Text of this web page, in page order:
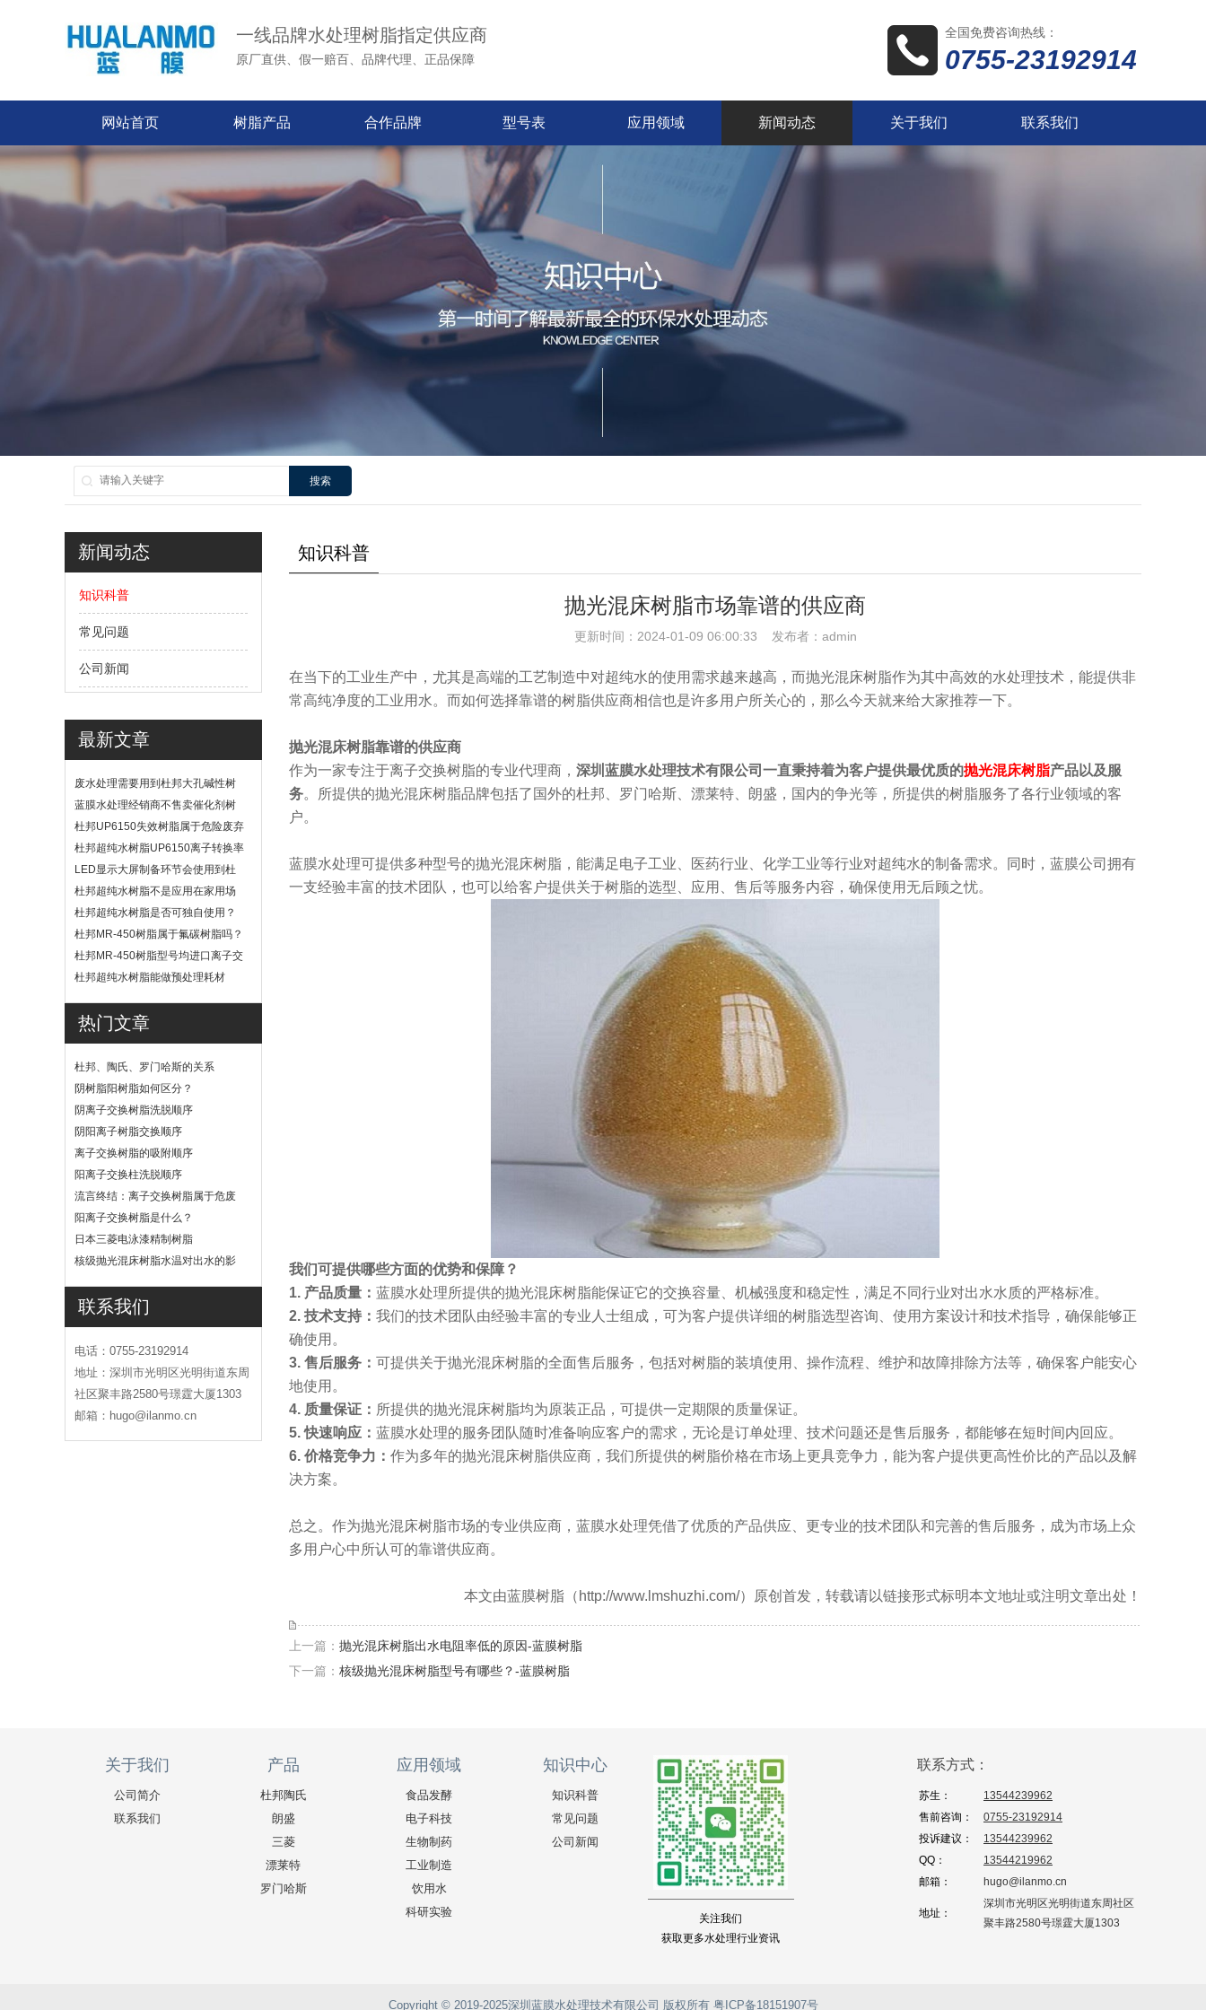
一线品牌水处理树脂指定供应商
原厂直供、假一赔百、品牌代理、正品保障
全国免费咨询热线：
0755-23192914
网站首页 树脂产品 合作品牌 型号表 应用领域 新闻动态 关于我们 联系我们
搜索
新闻动态
知识科普
常见问题
公司新闻
最新文章
废水处理需要用到杜邦大孔碱性树
脂？
蓝膜水处理经销商不售卖催化剂树
脂
杜邦UP6150失效树脂属于危险废弃
物吗？
杜邦超纯水树脂UP6150离子转换率
高吗？
LED显示大屏制备环节会使用到杜
邦UP6040树脂吗？
杜邦超纯水树脂不是应用在家用场
景
杜邦超纯水树脂是否可独自使用？
杜邦MR-450树脂属于氟碳树脂吗？
杜邦MR-450树脂型号均进口离子交
换树脂
杜邦超纯水树脂能做预处理耗材
热门文章
杜邦、陶氏、罗门哈斯的关系
阴树脂阳树脂如何区分？
阴离子交换树脂洗脱顺序
阴阳离子树脂交换顺序
离子交换树脂的吸附顺序
阳离子交换柱洗脱顺序
流言终结：离子交换树脂属于危废
吗
阳离子交换树脂是什么？
日本三菱电泳漆精制树脂
核级抛光混床树脂水温对出水的影
联系我们
电话：0755-23192914
地址：深圳市光明区光明街道东周
社区聚丰路2580号璟霆大厦1303
邮箱：hugo@ilanmo.cn
知识科普
抛光混床树脂市场靠谱的供应商
更新时间：2024-01-09 06:00:33 发布者：admin
在当下的工业生产中，尤其是高端的工艺制造中对超纯水的使用需求越来越高，而抛光混床树脂作为其中高效的水处理技术，能提供非
常高纯净度的工业用水。而如何选择靠谱的树脂供应商相信也是许多用户所关心的，那么今天就来给大家推荐一下。
抛光混床树脂靠谱的供应商
作为一家专注于离子交换树脂的专业代理商， 深圳蓝膜水处理技术有限公司一直秉持着为客户提供最优质的抛光混床树脂产品以及服
务。所提供的抛光混床树脂品牌包括了国外的杜邦、罗门哈斯、漂莱特、朗盛，国内的争光等，所提供的树脂服务了各行业领域的客
户。
蓝膜水处理可提供多种型号的抛光混床树脂，能满足电子工业、医药行业、化学工业等行业对超纯水的制备需求。同时，蓝膜公司拥有
一支经验丰富的技术团队，也可以给客户提供关于树脂的选型、应用、售后等服务内容，确保使用无后顾之忧。
我们可提供哪些方面的优势和保障？
1. 产品质量： 蓝膜水处理所提供的抛光混床树脂能保证它的交换容量、机械强度和稳定性，满足不同行业对出水水质的严格标准。
2. 技术支持： 我们的技术团队由经验丰富的专业人士组成，可为客户提供详细的树脂选型咨询、使用方案设计和技术指导，确保能够正
确使用。
3. 售后服务： 可提供关于抛光混床树脂的全面售后服务，包括对树脂的装填使用、操作流程、维护和故障排除方法等，确保客户能安心
地使用。
4. 质量保证： 所提供的抛光混床树脂均为原装正品，可提供一定期限的质量保证。
5. 快速响应： 蓝膜水处理的服务团队随时准备响应客户的需求，无论是订单处理、技术问题还是售后服务，都能够在短时间内回应。
6. 价格竞争力： 作为多年的抛光混床树脂供应商，我们所提供的树脂价格在市场上更具竞争力，能为客户提供更高性价比的产品以及解
决方案。
总之。作为抛光混床树脂市场的专业供应商，蓝膜水处理凭借了优质的产品供应、更专业的技术团队和完善的售后服务，成为市场上众
多用户心中所认可的靠谱供应商。
本文由蓝膜树脂（http://www.lmshuzhi.com/）原创首发，转载请以链接形式标明本文地址或注明文章出处！
上一篇： 抛光混床树脂出水电阻率低的原因-蓝膜树脂
下一篇： 核级抛光混床树脂型号有哪些？-蓝膜树脂
关于我们
公司简介
联系我们
产品
杜邦陶氏
朗盛
三菱
漂莱特
罗门哈斯
应用领域
食品发酵
电子科技
生物制药
工业制造
饮用水
科研实验
知识中心
知识科普
常见问题
公司新闻
关注我们
获取更多水处理行业资讯
联系方式：
苏生：
13544239962
售前咨询：
0755-23192914
投诉建议：
13544239962
QQ：
13544219962
邮箱：
hugo@ilanmo.cn
地址：
深圳市光明区光明街道东周社区
聚丰路2580号璟霆大厦1303
Copyright © 2019-2025深圳蓝膜水处理技术有限公司 版权所有 粤ICP备18151907号